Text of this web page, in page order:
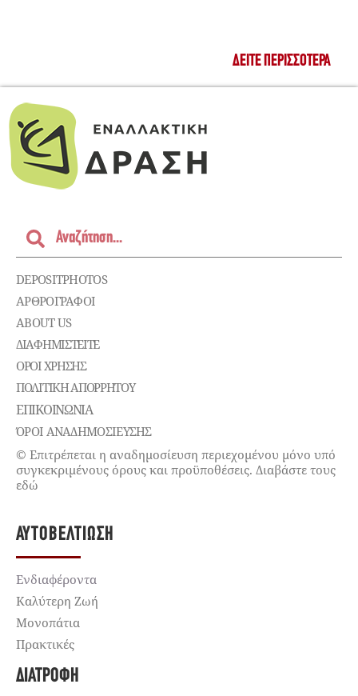
ΔΕΊΤΕ ΠΕΡΙΣΣΌΤΕΡΑ
DEPOSITPHOTOS
ΑΡΘΡΟΓΡΑΦΟΙ
ABOUT US
ΔΙΑΦΗΜΙΣΤΕΊΤΕ
ΌΡΟΙ ΧΡΉΣΗΣ
ΠΟΛΙΤΙΚΉ ΑΠΟΡΡΉΤΟΥ
ΕΠΙΚΟΙΝΩΝΊΑ
ΌΡΟΙ ΑΝΑΔΗΜΟΣΙΕΥΣΗΣ
© Επιτρέπεται η αναδημοσίευση περιεχομένου μόνο υπό
συγκεκριμένους όρους και προϋποθέσεις. Διαβάστε τους
εδώ
ΑΥΤΟΒΕΛΤΊΩΣΗ
Ενδιαφέροντα
Καλύτερη Ζωή
Μονοπάτια
Πρακτικές
ΔΙΑΤΡΟΦΉ